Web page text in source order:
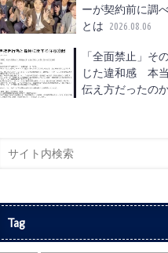
ーが契約前に調
とは
2026.08.06
「全面禁止」そ
じた違和感 本
伝え方だったの
Tag